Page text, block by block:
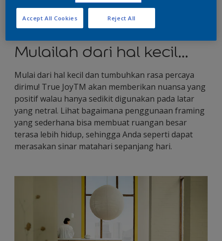
dapat wujudkan.
Anda hanya perlu percaya.
Mulailah dari hal kecil…
Mulai dari hal kecil dan tumbuhkan rasa percaya
dirimu! True JoyTM akan memberikan nuansa yang
positif walau hanya sedikit digunakan pada latar
yang netral. Lihat bagaimana penggunaan framing
yang sederhana bisa membuat ruangan besar
terasa lebih hidup, sehingga Anda seperti dapat
merasakan sinar matahari sepanjang hari.
Reject All
Accept All Cookies